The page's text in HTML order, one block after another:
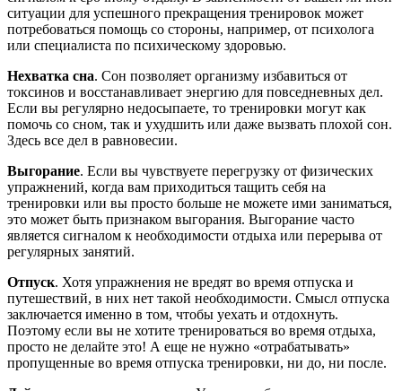
ситуации для успешного прекращения тренировок может
потребоваться помощь со стороны, например, от психолога
или специалиста по психическому здоровью.
Нехватка сна. Сон позволяет организму избавиться от
токсинов и восстанавливает энергию для повседневных дел.
Если вы регулярно недосыпаете, то тренировки могут как
помочь со сном, так и ухудшить или даже вызвать плохой сон.
Здесь все дел в равновесии.
Выгорание. Если вы чувствуете перегрузку от физических
упражнений, когда вам приходиться тащить себя на
тренировки или вы просто больше не можете ими заниматься,
это может быть признаком выгорания. Выгорание часто
является сигналом к необходимости отдыха или перерыва от
регулярных занятий.
Отпуск. Хотя упражнения не вредят во время отпуска и
путешествий, в них нет такой необходимости. Смысл отпуска
заключается именно в том, чтобы уехать и отдохнуть.
Поэтому если вы не хотите тренироваться во время отдыха,
просто не делайте это! А еще не нужно «отрабатывать»
пропущенные во время отпуска тренировки, ни до, ни после.